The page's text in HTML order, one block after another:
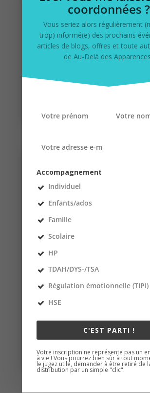
Famille,HP,TDAH,
apprentissages
Nos jeunes sont en chute libre Une
environ après la grande nouvelle, le
vient petit-à-petit à poser un regard
semblerait-il, en majorité démotivés
par Sabine AGUET
out, Coaching
Contre la rumination et la
parlais de Sasha ? Bon d’accord, de
particulièrement de la procrastination.
aujourd’hui, j’y reviens au risque...
lire plus
coordonnées ?
Vous seriez alors régulièrement
trop) informé(e) des prochains
articles de blogs, offres et toute
de Au-Delà des
Accompagnement
Individuel
Enfants/ados
Famille
Scolaire
HP
TDAH/DYS-/TSA
Régulation émotionnelle (TIPI)
HSE
C'EST PARTI !
Votre inscription ne représente pas un
à vie ! Vous pourrez bien sûr à tout
le jugez utile, demander à être retiré de
distribution par un simple "clic".